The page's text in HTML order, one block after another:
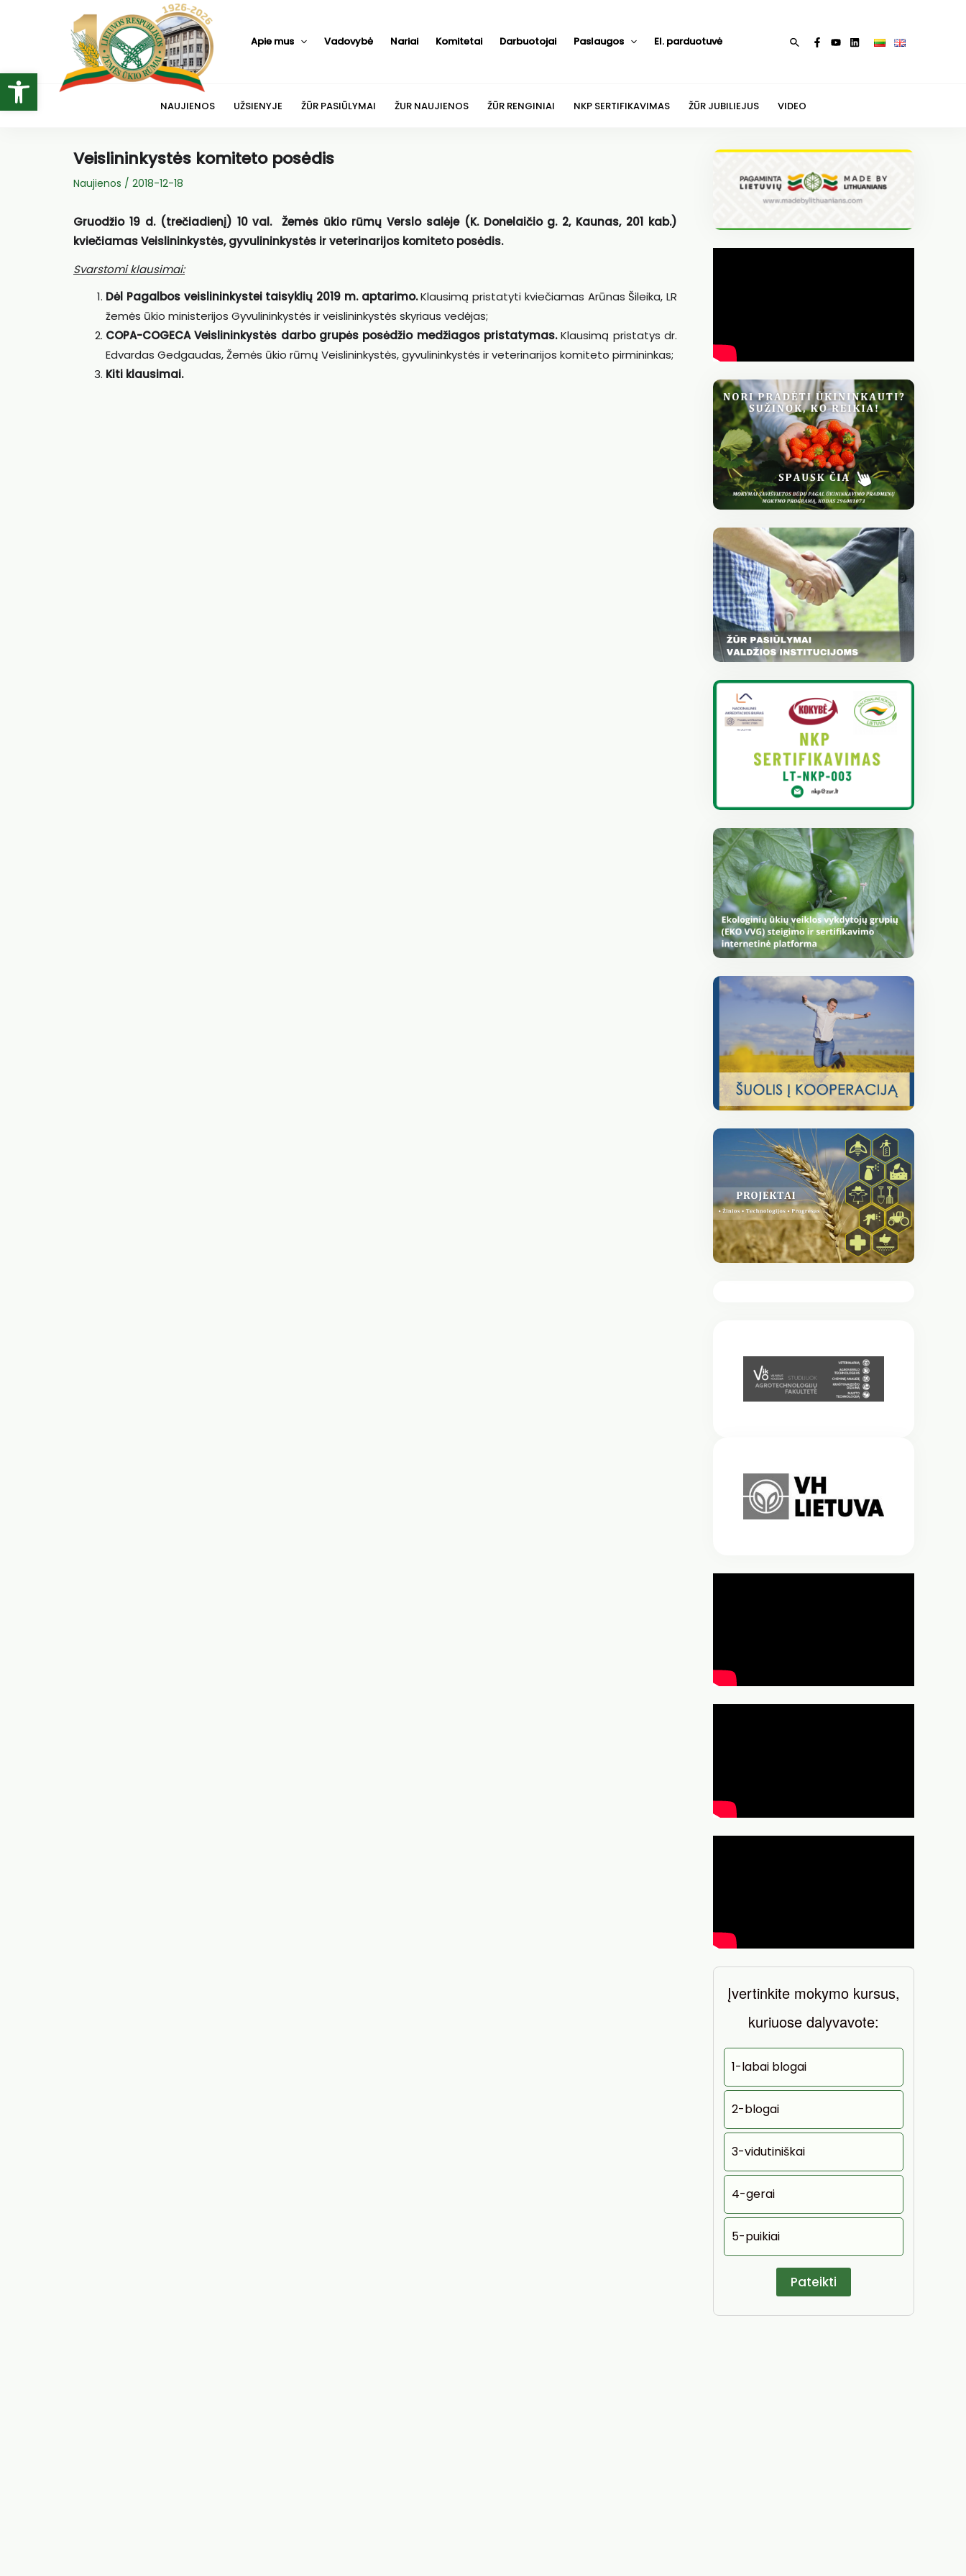
Open toolbar
Apie mus Vadovybė Nariai Komitetai Darbuotojai Paslaugos El. parduotuvė Paieška
NAUJIENOS UŽSIENYJE ŽŪR PASIŪLYMAI ŽUR NAUJIENOS ŽŪR RENGINIAI NKP SERTIFIKAVIMAS ŽŪR JUBILIEJUS VIDEO
Veislininkystės komiteto posėdis
Naujienos / 2018-12-18
Gruodžio 19 d. (trečiadienį) 10 val. Žemės ūkio rūmų Verslo salėje (K. Donelaičio g. 2, Kaunas, 201 kab.)
kviečiamas Veislininkystės, gyvulininkystės ir veterinarijos komiteto posėdis.
Svarstomi klausimai:
Dėl Pagalbos veislininkystei taisyklių 2019 m. aptarimo.Klausimą pristatyti kviečiamas Arūnas Šileika, LR
žemės ūkio ministerijos Gyvulininkystės ir veislininkystės skyriaus vedėjas;
COPA-COGECA Veislininkystės darbo grupės posėdžio medžiagos pristatymas.Klausimą pristatys dr.
Edvardas Gedgaudas, Žemės ūkio rūmų Veislininkystės, gyvulininkystės ir veterinarijos komiteto pirmininkas;
Kiti klausimai.
Įvertinkite mokymo kursus,
kuriuose dalyvavote:
1-labai blogai
2-blogai
3-vidutiniškai
4-gerai
5-puikiai